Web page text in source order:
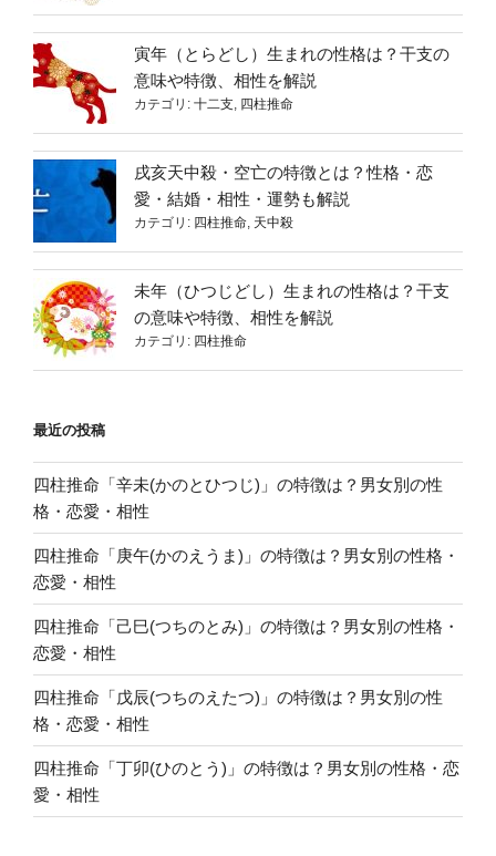
の
性
格
支
の
意
や
徴、
相
説”
の
寅年（とらどし）生まれの性格は？干支の
意味や特徴、相性を解説
カテゴリ: 十二支, 四柱推命
戌亥天中殺・空亡の特徴とは？性格・恋
愛・結婚・相性・運勢も解説
カテゴリ: 四柱推命, 天中殺
未年（ひつじどし）生まれの性格は？干支
の意味や特徴、相性を解説
カテゴリ: 四柱推命
最近の投稿
四柱推命「辛未(かのとひつじ)」の特徴は？男女別の性
格・恋愛・相性
四柱推命「庚午(かのえうま)」の特徴は？男女別の性格・
恋愛・相性
四柱推命「己巳(つちのとみ)」の特徴は？男女別の性格・
恋愛・相性
四柱推命「戊辰(つちのえたつ)」の特徴は？男女別の性
格・恋愛・相性
四柱推命「丁卯(ひのとう)」の特徴は？男女別の性格・恋
愛・相性